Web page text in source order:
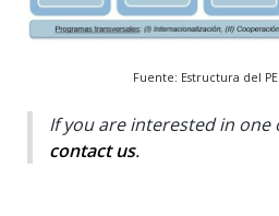
Fuente: Estructura del
If you are interested in one
contact us.